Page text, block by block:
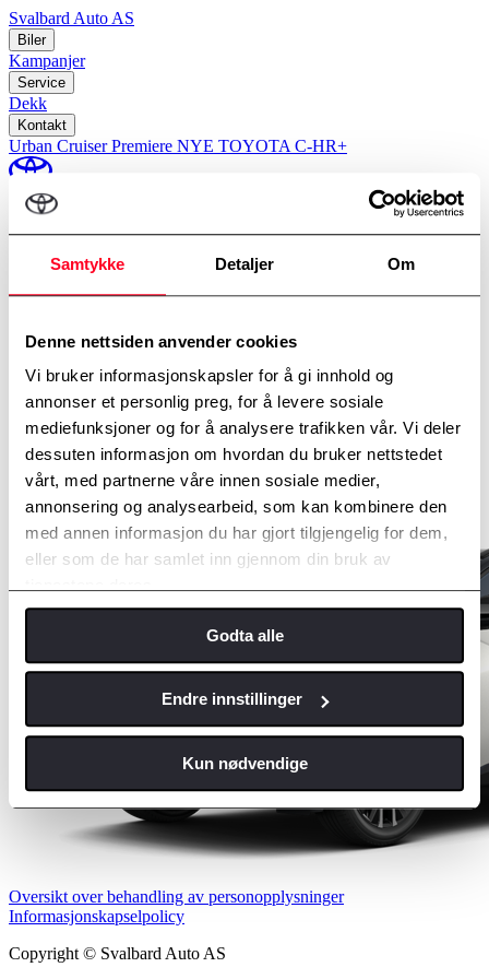
Samtykke Detaljer Om
Denne nettsiden anvender cookies
Vi bruker informasjonskapsler for å gi innhold og
annonser et personlig preg, for å levere sosiale
mediefunksjoner og for å analysere trafikken vår. Vi deler
dessuten informasjon om hvordan du bruker nettstedet
vårt, med partnerne våre innen sosiale medier,
annonsering og analysearbeid, som kan kombinere den
med annen informasjon du har gjort tilgjengelig for dem,
eller som de har samlet inn gjennom din bruk av
Godta alle
Endre innstillinger
Kun nødvendige
Svalbard Auto AS
Biler
Kampanjer
Service
Dekk
Kontakt
Urban Cruiser Premiere NYE TOYOTA C-HR+
perm_identity
Prøv en Toyota
Velg modell, avdeling og tidspunkt.
Toyota bZ4X
Oversikt over behandling av personopplysninger
Informasjonskapselpolicy
Copyright © Svalbard Auto AS